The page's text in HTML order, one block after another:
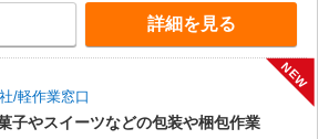
詳細を見る
/軽作業窓口
NEW
子やスイーツなどの包装や梱包作業